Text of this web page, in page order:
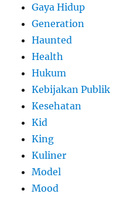
Gaya Hidup
Generation
Haunted
Health
Hukum
Kebijakan Publik
Kesehatan
Kid
King
Kuliner
Model
Mood